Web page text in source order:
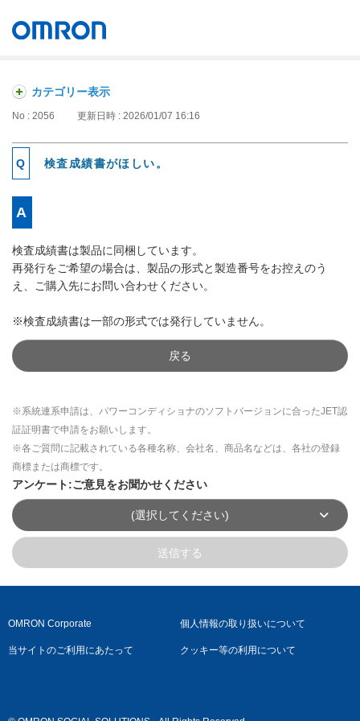
カテゴリー表示
No : 2056 更新日時 : 2026/01/07 16:16
検査成績書がほしい。
検査成績書は製品に同梱しています。
再発行をご希望の場合は、製品の形式と製造番号をお控えのう
え、ご購入先にお問い合わせください。
※検査成績書は一部の形式では発行していません。
戻る
※系統連系申請は、パワーコンディショナのソフトバージョンに合ったJET認
証証明書で申請をお願いします。
※各ご質問に記載されている各種名称、会社名、商品名などは、各社の登録
商標または商標です。
アンケート:ご意見をお聞かせください
(選択してください)
送信する
OMRON Corporate 個人情報の取り扱いについて
当サイトのご利用にあたって クッキー等の利用について